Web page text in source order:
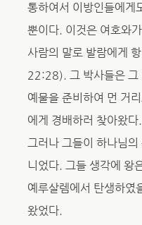
통하여서 이방인들에게
뿐이다. 이것은 여호와
사람의 말로 발람에게
22:28). 그 박사들은 그
예물을 준비하여 먼 거
에게 경배하러 찾아왔다.
그러나 그들이 하나님
니었다. 그들 생각에 왕
예루살렘에서 탄생하였
왔었다.